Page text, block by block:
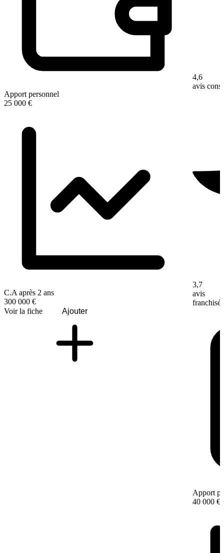
Apport personnel
25 000 €
C.A après 2 ans
300 000 €
Voir la fiche
Ajouter
4,6
avis
3,7
avis
franchisé
Apport
40 000 €